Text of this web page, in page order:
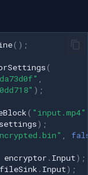
();
(
);
( "input.mp4"
settings);
encryptor . Input);
fileSink . Input);